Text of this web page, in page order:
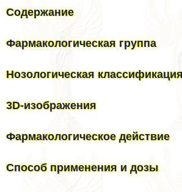
Содержание
Фармакологическая группа
Нозологическая
3D-изображения
Фармакологическое действие
Способ применения и дозы